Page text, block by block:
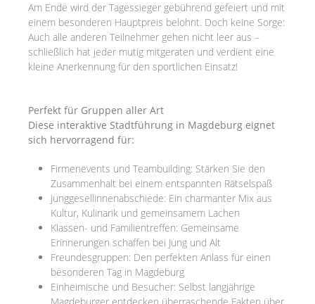
Am Ende wird der Tagessieger gebührend gefeiert und mit
einem besonderen Hauptpreis belohnt. Doch keine Sorge:
Auch alle anderen Teilnehmer gehen nicht leer aus –
schließlich hat jeder mutig mitgeraten und verdient eine
kleine Anerkennung für den sportlichen Einsatz!
Perfekt für Gruppen aller Art
Diese interaktive Stadtführung in Magdeburg eignet
sich hervorragend für:
Firmenevents und Teambuilding: Stärken Sie den
Zusammenhalt bei einem entspannten Rätselspaß
Junggesellinnenabschiede: Ein charmanter Mix aus
Kultur, Kulinarik und gemeinsamem Lachen
Klassen- und Familientreffen: Gemeinsame
Erinnerungen schaffen bei Jung und Alt
Freundesgruppen: Den perfekten Anlass für einen
besonderen Tag in Magdeburg
Einheimische und Besucher: Selbst langjährige